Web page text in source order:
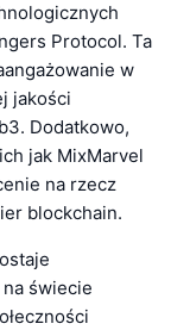
Protocol. Ta
w
jakości
Dodatkowo,
jak MixMarvel
na rzecz
blockchain.
świecie